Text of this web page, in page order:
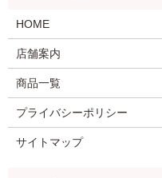
HOME
店舗案内
商品一覧
プライバシーポリシー
サイトマップ